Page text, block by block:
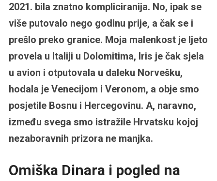
2021. bila znatno kompliciranija. No, ipak se
više putovalo nego godinu prije, a čak se i
prešlo preko granice. Moja malenkost je ljeto
provela u Italiji u Dolomitima, Iris je čak sjela
u avion i otputovala u daleku Norvešku,
hodala je Venecijom i Veronom, a obje smo
posjetile Bosnu i Hercegovinu. A, naravno,
između svega smo istražile Hrvatsku kojoj
nezaboravnih prizora ne manjka.
Omiška Dinara i pogled na